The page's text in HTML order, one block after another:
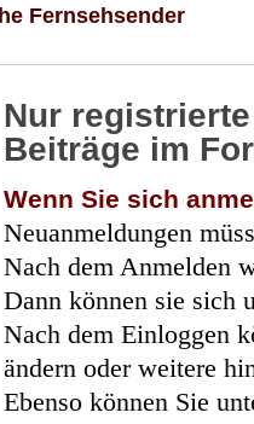
Fernsehsender
Nur
Beiträge im
Wenn Sie sich
Neuanmeldungen
Nach dem Anmelden
Dann können sie sich
Nach dem Einloggen
ändern oder weitere
Ebenso können Sie